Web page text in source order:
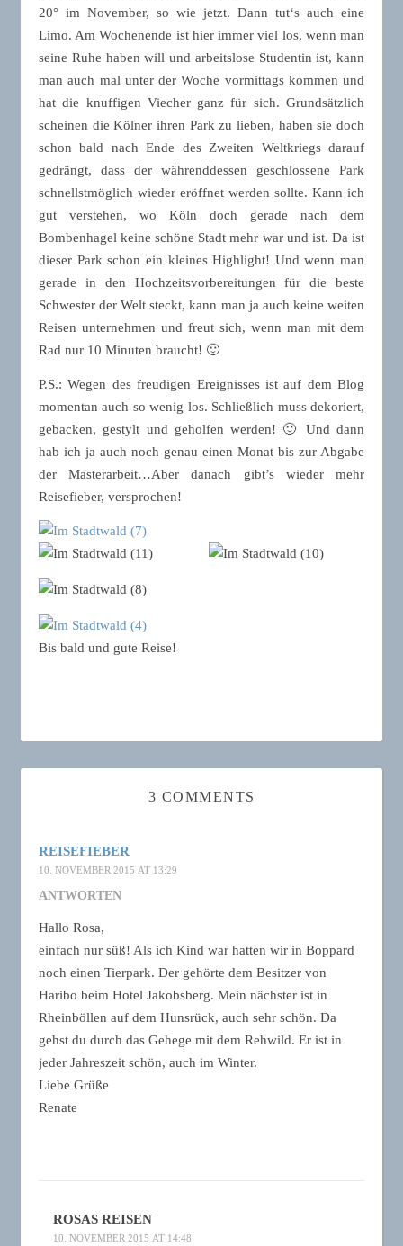
20° im November, so wie jetzt. Dann tut‘s auch eine
Limo. Am Wochenende ist hier immer viel los, wenn man
seine Ruhe haben will und arbeitslose Studentin ist, kann
man auch mal unter der Woche vormittags kommen und
hat die knuffigen Viecher ganz für sich. Grundsätzlich
scheinen die Kölner ihren Park zu lieben, haben sie doch
schon bald nach Ende des Zweiten Weltkriegs darauf
gedrängt, dass der währenddessen geschlossene Park
schnellstmöglich wieder eröffnet werden sollte. Kann ich
gut verstehen, wo Köln doch gerade nach dem
Bombenhagel keine schöne Stadt mehr war und ist. Da ist
dieser Park schon ein kleines Highlight! Und wenn man
gerade in den Hochzeitsvorbereitungen für die beste
Schwester der Welt steckt, kann man ja auch keine weiten
Reisen unternehmen und freut sich, wenn man mit dem
Rad nur 10 Minuten braucht! 🙂
P.S.: Wegen des freudigen Ereignisses ist auf dem Blog
momentan auch so wenig los. Schließlich muss dekoriert,
gebacken, gestylt und geholfen werden! 🙂 Und dann
hab ich ja auch noch genau einen Monat bis zur Abgabe
der Masterarbeit…Aber danach gibt’s wieder mehr
Reisefieber, versprochen!
Bis bald und gute Reise!
3 COMMENTS
REISEFIEBER
10. NOVEMBER 2015 AT 13:29
ANTWORTEN
Hallo Rosa,
einfach nur süß! Als ich Kind war hatten wir in Boppard
noch einen Tierpark. Der gehörte dem Besitzer von
Haribo beim Hotel Jakobsberg. Mein nächster ist in
Rheinböllen auf dem Hunsrück, auch sehr schön. Da
gehst du durch das Gehege mit dem Rehwild. Er ist in
jeder Jahreszeit schön, auch im Winter.
Liebe Grüße
Renate
ROSAS REISEN
10. NOVEMBER 2015 AT 14:48